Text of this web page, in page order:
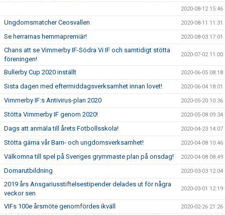
2020-08-12 15:46
Ungdomsmatcher Ceosvallen 2020-08-11 11:31
Se herrarnas hemmapremiär! 2020-08-03 17:01
Chans att se Vimmerby IF-Södra Vi IF och samtidigt stötta
föreningen!
2020-07-02 11:00
Bullerby Cup 2020 inställt 2020-06-05 08:18
Sista dagen med eftermiddagsverksamhet innan lovet! 2020-06-04 18:01
Vimmerby IF:s Antivirus-plan 2020 2020-05-20 10:36
Stötta Vimmerby IF genom 2020! 2020-05-08 09:34
Dags att anmäla till årets Fotbollsskola! 2020-04-23 14:07
Stötta gärna vår Barn- och ungdomsverksamhet! 2020-04-08 10:46
Välkomna till spel på Sveriges grymmaste plan på onsdag! 2020-04-08 08:49
Domarutbildning 2020-03-03 12:04
2019 års Ansgariusstiftelsestipender delades ut för några
veckor sen
2020-03-01 12:19
VIFs 100e årsmöte genomfördes ikväll 2020-02-26 21:26